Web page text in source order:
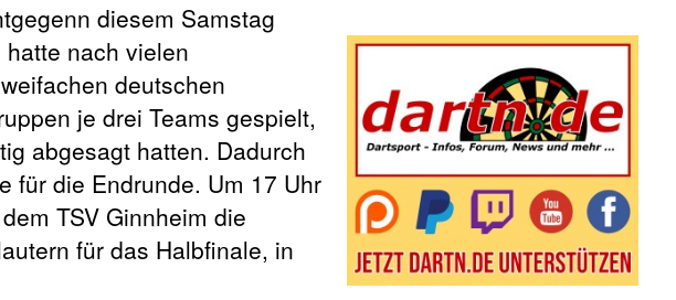
n diesem Samstag
nach vielen
deutschen
je drei Teams gespielt,
abgesagt hatten. Dadurch
für die Endrunde. Um 17 Uhr
TSV Ginnheim die
für das Halbfinale, in